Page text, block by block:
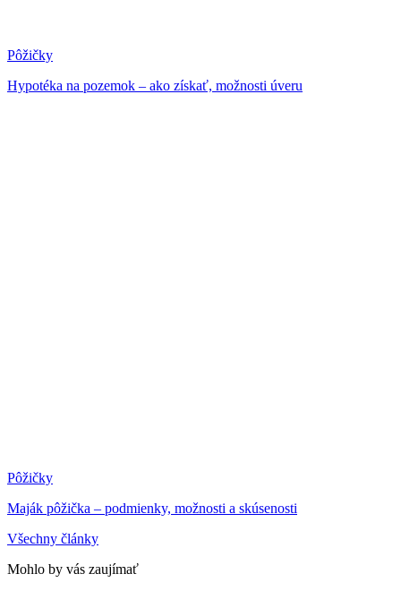
Pôžičky
Hypotéka na pozemok – ako získať, možnosti úveru
Pôžičky
Maják pôžička – podmienky, možnosti a skúsenosti
Všechny články
Mohlo by vás zaujímať